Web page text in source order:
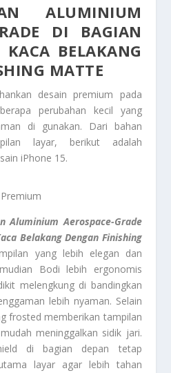
ALUMINIUM
DI BAGIAN
BELAKANG
MATTE
desain premium pada
perubahan kecil yang
di gunakan. Dari bahan
layar, berikut adalah
iPhone 15.
Aluminium Aerospace-Grade
Belakang Dengan Finishing
yang lebih elegan dan
Bodi lebih ergonomis
melengkung di bandingkan
lebih nyaman. Selain
frosted memberikan tampilan
meninggalkan sidik jari.
di bagian depan tetap
layar agar lebih tahan